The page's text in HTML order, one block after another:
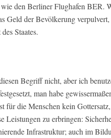
den Berliner Flughafen BER.
Geld der Bevölkerung
Staates.
Begriff nicht, aber ich
man habe
für die Menschen kein
Leistungen zu erbringen:
Infrastruktur; auch im